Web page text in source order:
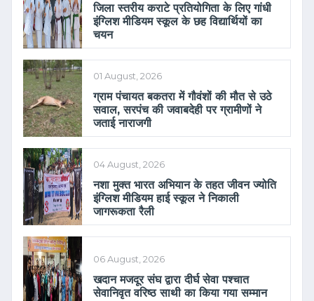
जिला स्तरीय कराटे प्रतियोगिता के लिए गांधी
इंग्लिश मीडियम स्कूल के छह विद्यार्थियों का
चयन
01 August, 2026
ग्राम पंचायत बकतरा में गौवंशों की मौत से उठे
सवाल, सरपंच की जवाबदेही पर ग्रामीणों ने
जताई नाराजगी
04 August, 2026
नशा मुक्त भारत अभियान के तहत जीवन ज्योति
इंग्लिश मीडियम हाई स्कूल ने निकाली
जागरूकता रैली
06 August, 2026
खदान मजदूर संघ द्वारा दीर्घ सेवा पश्चात
सेवानिवृत वरिष्ठ साथी का किया गया सम्मान